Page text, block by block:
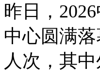
昨日，
中心圆满
人次，其